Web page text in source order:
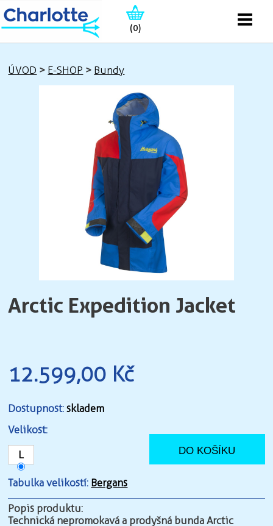
(0)
ÚVOD > E-SHOP > Bundy
Arctic Expedition Jacket
12.599,00 Kč
Dostupnost: skladem
Velikost:
L
Tabulka velikostí: Bergans
Popis produktu:
Technická nepromokavá a prodyšná bunda Arctic